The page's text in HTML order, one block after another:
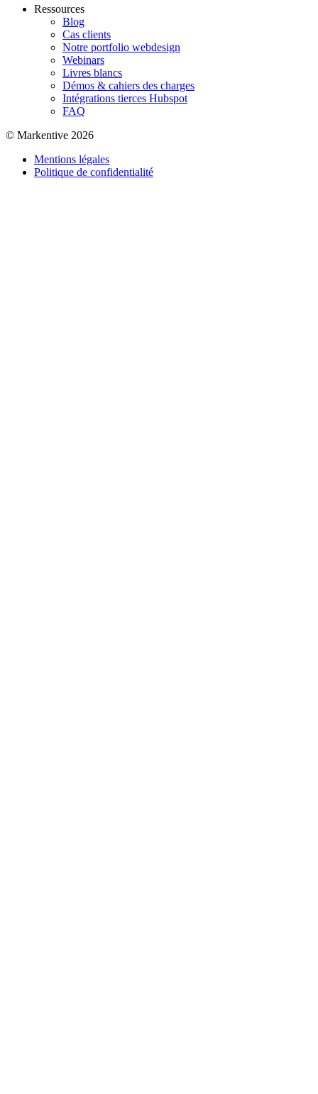
Ressources
Blog
Cas clients
Notre portfolio webdesign
Webinars
Livres blancs
Démos & cahiers des charges
Intégrations tierces Hubspot
FAQ
© Markentive 2026
Mentions légales
Politique de confidentialité